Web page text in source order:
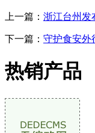
上一篇： 浙江台州发
下一篇： 守护食安外
热销产品